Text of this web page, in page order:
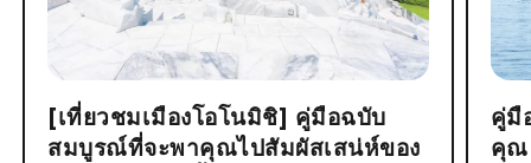
[เที่ยวชมเมืองโอโนมิชิ] คู่มือฉบับ
สมบูรณ์ที่จะพาคุณไปสัมผัสเสน่ห์ของ
คู่มื
คุณ